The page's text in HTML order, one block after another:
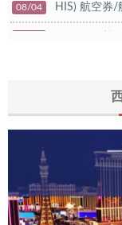
08/04 HIS) 航空券/
エアトリ)
07/27 Trip.com) タ
07/30 Trip.com) ホ
07/30 楽天トラベ